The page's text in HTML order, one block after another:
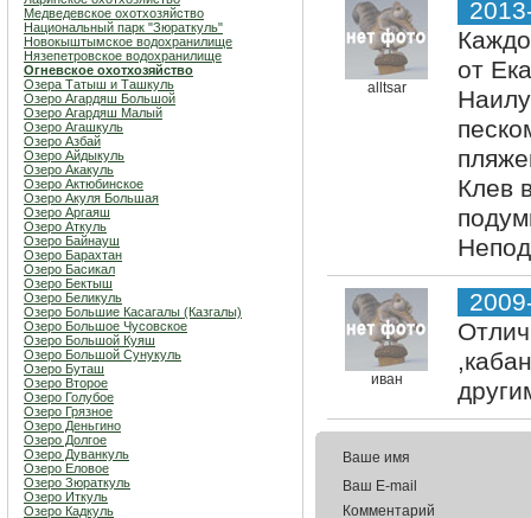
Медведевское охотхозяйство
Национальный парк "Зюраткуль"
Новокыштымское водохранилище
Нязепетровское водохранилище
Огневское охотхозяйство
Озера Татыш и Ташкуль
Озеро Агардяш Большой
Озеро Агардяш Малый
Озеро Агашкуль
Озеро Азбай
Озеро Айдыкуль
Озеро Акакуль
Озеро Актюбинское
Озеро Акуля Большая
Озеро Аргаяш
Озеро Аткуль
Озеро Байнауш
Озеро Барахтан
Озеро Басикал
Озеро Бектыш
Озеро Беликуль
Озеро Большие Касагалы (Казгалы)
Озеро Большое Чусовское
Озеро Большой Куяш
Озеро Большой Сунукуль
Озеро Буташ
Озеро Второе
Озеро Голубое
Озеро Грязное
Озеро Деньгино
Озеро Долгое
Озеро Дуванкуль
Озеро Еловое
Озеро Зюраткуль
Озеро Иткуль
Озеро Кадкуль
alltsar
от
Клев
иван
Ваше имя
Ваш E-mail
Комментарий